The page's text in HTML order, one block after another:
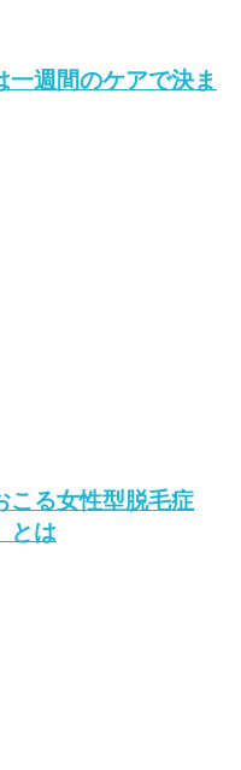
一週間のケアで決ま
こる女性型脱毛症
とは